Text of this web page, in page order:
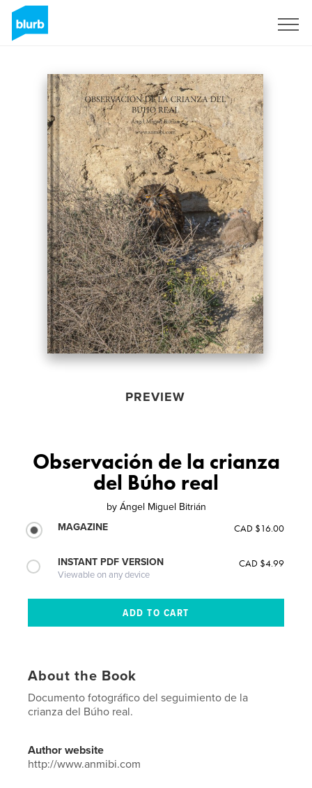
PREVIEW
Observación de la crianza
del Búho real
by Ángel Miguel Bitrián
MAGAZINE
CAD $16.00
INSTANT PDF VERSION
Viewable on any device
CAD $4.99
About the Book
Documento fotográfico del seguimiento de la
crianza del Búho real.
Author website
http://www.anmibi.com